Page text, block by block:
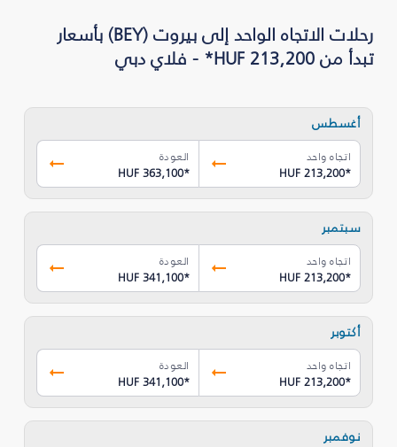
رحلات الاتجاه الواحد إلى بيروت (BEY) بأسعار
تبدأ من HUF 213,200* - فلاي دبي
أغسطس
اتجاه واحد
HUF 213,200*
العودة
HUF 363,100*
سبتمبر
اتجاه واحد
HUF 213,200*
العودة
HUF 341,100*
أكتوبر
اتجاه واحد
HUF 213,200*
العودة
HUF 341,100*
نوفمبر